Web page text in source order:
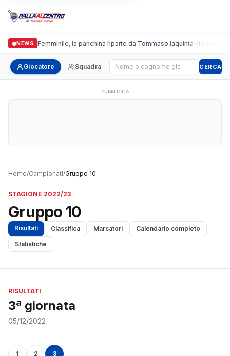
NEWS
Cus Pisa Femminile, la panchina riparte da Tommaso Iaquinta•Italgronda
Giocatore Squadra Cerca giocatore CERCA
PUBBLICITÀ
Home/Campionati/Gruppo 10
STAGIONE 2022/23
Gruppo 10
Risultati Classifica Marcatori
Calendario completo
Statistiche
RISULTATI
3ª giornata
05/12/2022
1 2 3